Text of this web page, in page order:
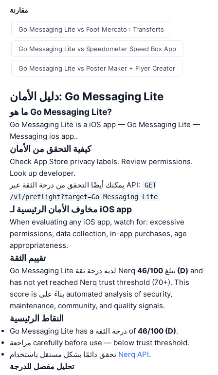
مقارنة
Go Messaging Lite vs Foot Mercato : Transferts
Go Messaging Lite vs Speedometer Speed Box App
Go Messaging Lite vs Poster Maker + Flyer Creator
دليل الأمان: Go Messaging Lite
ما هو Go Messaging Lite?
Go Messaging Lite is a iOS app — Go Messaging Lite —
Messaging ios app..
كيفية التحقق من الأمان
Check App Store privacy labels. Review permissions.
Look up developer.
يمكنك أيضًا التحقق من درجة الثقة عبر API:
GET
/v1/preflight?target=Go Messaging Lite
مخاوف الأمان الرئيسية لـ iOS app
When evaluating any iOS app, watch for: excessive
permissions, data collection, in-app purchases, age
appropriateness.
تقييم الثقة
Go Messaging Lite لديه درجة ثقة Nerq تبلغ 46/100 (D) and
has not yet reached Nerq trust threshold (70+). This
score is بناءً على automated analysis of security,
maintenance, community, and quality signals.
النقاط الرئيسية
Go Messaging Lite has a درجة الثقة of 46/100 (D).
مراجعة carefully before use — below trust threshold.
Nerq API.
تحليل مفصل للدرجة